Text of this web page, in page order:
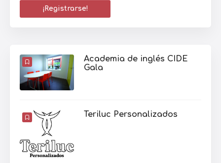
Academia de inglés CIDE
Gala
Teriluc Personalizados